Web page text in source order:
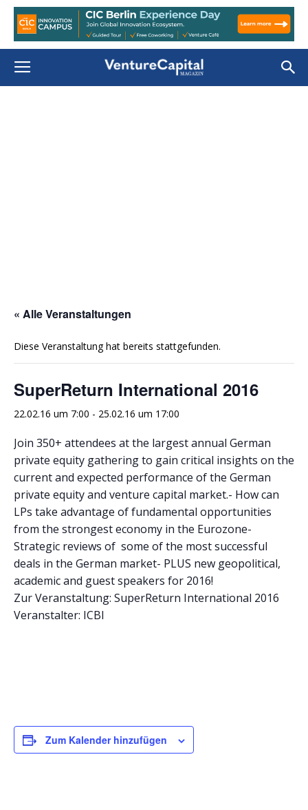
« Alle Veranstaltungen
Diese Veranstaltung hat bereits stattgefunden.
SuperReturn International 2016
22.02.16 um 7:00 - 25.02.16 um 17:00
Join 350+ attendees at the largest annual German
private equity gathering to gain critical insights on the
current and expected performance of the German
private equity and venture capital market.- How can
LPs take advantage of fundamental opportunities
from the strongest economy in the Eurozone-
Strategic reviews of some of the most successful
deals in the German market- PLUS new geopolitical,
academic and guest speakers for 2016!
Zur Veranstaltung: SuperReturn International 2016
Veranstalter: ICBI
Zum Kalender hinzufügen